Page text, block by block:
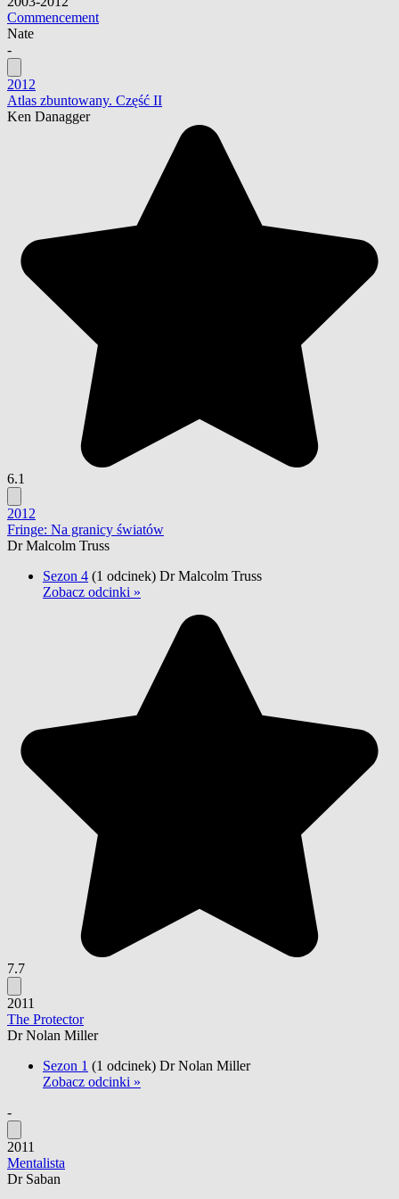
Commencement
Nate
-
2012
Atlas zbuntowany. Część II
Ken Danagger
6.1
2012
Fringe: Na granicy światów
Dr Malcolm Truss
Sezon 4 (1 odcinek) Dr Malcolm Truss
Zobacz odcinki »
7.7
2011
The Protector
Dr Nolan Miller
Sezon 1 (1 odcinek) Dr Nolan Miller
Zobacz odcinki »
-
2011
Mentalista
Dr Saban